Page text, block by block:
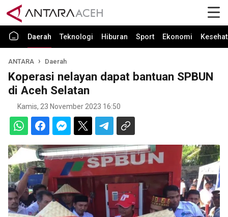
Daerah Teknologi Hiburan Sport Ekonomi
ANTARA Daerah
Koperasi nelayan dapat bantuan SPBUN
di Aceh Selatan
Kamis, 23 November 2023 16:50